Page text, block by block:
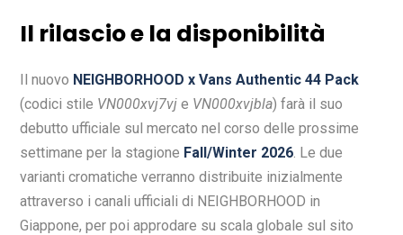
Il rilascio e la disponibilità
Il nuovo NEIGHBORHOOD x Vans Authentic 44 Pack
(codici stile VN000xvj7vj e VN000xvjbla) farà il suo
debutto ufficiale sul mercato nel corso delle prossime
settimane per la stagione Fall/Winter 2026. Le due
varianti cromatiche verranno distribuite inizialmente
attraverso i canali ufficiali di NEIGHBORHOOD in
Giappone, per poi approdare su scala globale sul sito